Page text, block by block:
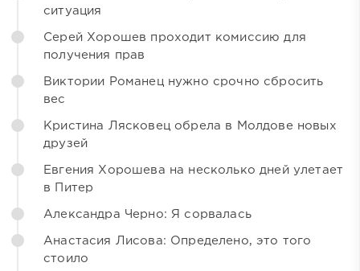
ситуация
Серей Хорошев проходит комиссию для
получения прав
Виктории Романец нужно срочно сбросить
вес
Кристина Лясковец обрела в Молдове новых
друзей
Евгения Хорошева на несколько дней улетает
в Питер
Александра Черно: Я сорвалась
Анастасия Лисова: Определено, это того
стоило